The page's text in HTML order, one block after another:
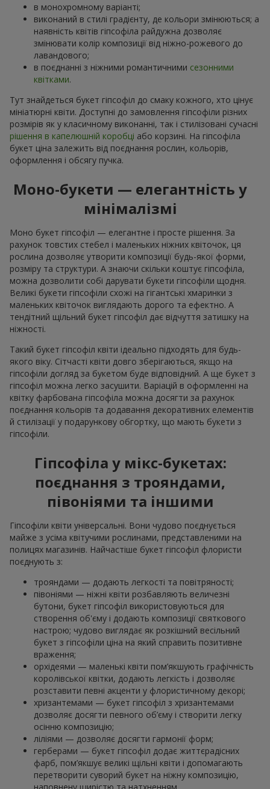
в монохромному варіанті;
виконаний в стилі градієнту, де кольори змінюються; а
наявність квітів гіпсофіла райдужна дозволяє
змінювати колір композиції від ніжно-рожевого до
лавандового;
в поєднанні з ніжними романтичними сезонними
квітками.
Тут знайдеться букет гіпсофіл до смаку кожного, хто цінує
мініатюрні квіти. Доступні до замовлення гіпсофіли різних
розмірів як у класичному виконанні, так і стилізовані сучасні
рішення в капелюшній коробці або корзині. На гіпсофіла
букет ціна залежить від поєднання рослин, кольорів,
оформлення і обсягу пучка.
Моно-букети — елегантність у
мінімалізмі
Моно букет гіпсофіл — елегантне і просте рішення. За
рахунок товстих стебел і маленьких ніжних квіточок, ця
рослина дозволяє утворити композиції будь-якої форми,
розміру та структури. А знаючи скільки коштує гіпсофіла,
можна дозволити собі дарувати букети гіпсофіли щодня.
Великі букети гіпсофіли схожі на гігантські хмаринки з
маленьких квіточок виглядають дорого та ефектно. А
тендітний щільний букет гіпсофіл дає відчуття затишку на
ніжності.
Такий букет гіпсофіл квіти ідеально підходять для будь-
якого віку. Сітчасті квіти довго зберігаються, якщо на
гіпсофіли догляд за букетом буде відповідний. А ще букет з
гіпсофіл можна легко засушити. Варіацій в оформленні на
квітку фарбована гіпсофіла можна досягти за рахунок
поєднання кольорів та додавання декоративних елементів
й стилізації у подарункову обгортку, що мають букети з
гіпсофіли.
Гіпсофіла у мікс-букетах:
поєднання з трояндами,
півоніями та іншими
Гіпсофіли квіти універсальні. Вони чудово поєднується
майже з усіма квітучими рослинами, представленими на
полицях магазинів. Найчастіше букет гіпсофіл флористи
поєднують з:
трояндами — додають легкості та повітряності;
півоніями — ніжні квіти розбавляють величезні
бутони, букет гіпсофіл використовуються для
створення об'єму і додають композиції святкового
настрою; чудово виглядає як розкішний весільний
букет з гіпсофіли ціна на який справить позитивне
враження;
орхідеями — маленькі квіти пом’якшують графічність
королівської квітки, додають легкість і дозволяє
розставити певні акценти у флористичному декорі;
хризантемами — букет гіпсофіл з хризантемами
дозволяє досягти певного об’єму і створити легку
осінню композицію;
ліліями — дозволяє досягти гармонії форм;
герберами — букет гіпсофіл додає життєрадісних
фарб, пом’якшує великі щільні квіти і допомагають
перетворити суворий букет на ніжну композицію,
наповнену щирістю та натхненням.